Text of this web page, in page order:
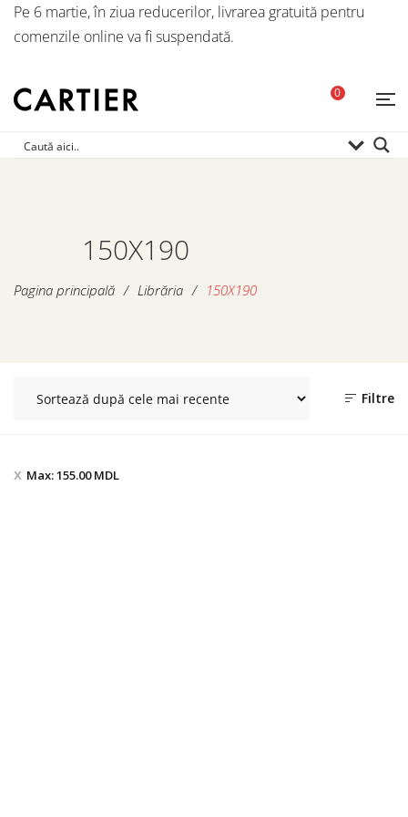
Pe 6 martie, în ziua reducerilor, livrarea gratuită pentru
comenzile online va fi suspendată.
0
150X190
Pagina principală / Librăria / 150X190
Filtre
Max:155.00MDL